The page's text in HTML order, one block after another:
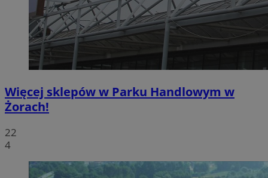
Więcej sklepów w Parku Handlowym w
Żorach!
22
4